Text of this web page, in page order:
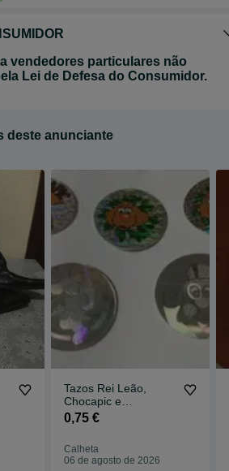
vendedores particulares não
Lei de Defesa do Consumidor.
deste anunciante
Tazos Rei Leão,
Chocapic e
Pocahontas
Corazonazos
0,75 €
Calheta
06 de agosto de 2026